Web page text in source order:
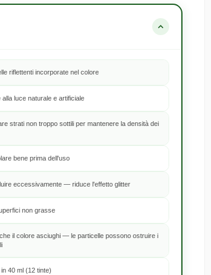
riflettenti incorporate nel colore
alla luce naturale e artificiale
strati non troppo sottili per mantenere la densità dei
bene prima dell'uso
eccessivamente — riduce l'effetto glitter
non grasse
il colore asciughi — le particelle possono ostruire i
40 ml (12 tinte)